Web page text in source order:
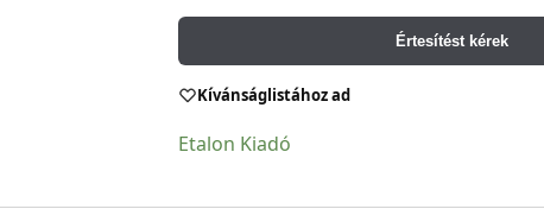
Értesítést kérek
Kívánságlistához ad
Etalon Kiadó